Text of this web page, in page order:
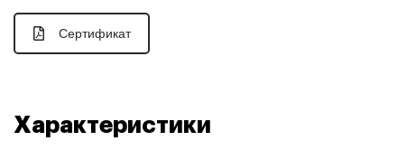
Сертификат
Характеристики